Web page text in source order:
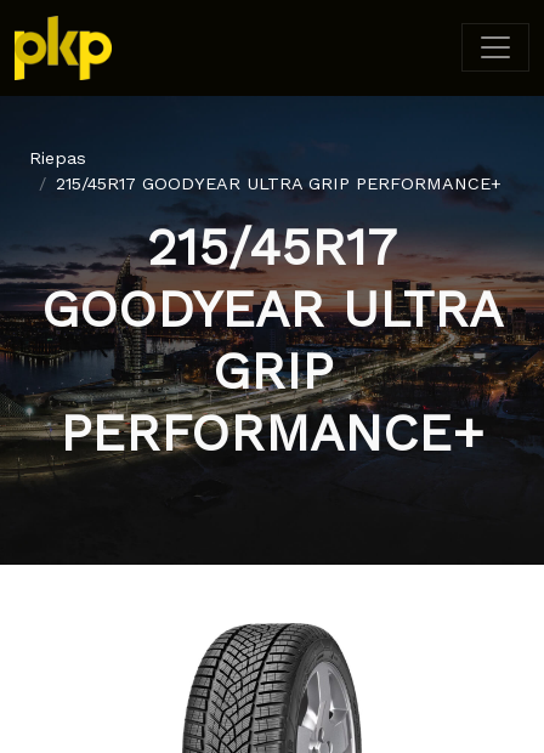
Riepas
215/45R17 GOODYEAR ULTRA GRIP PERFORMANCE+
215/45R17
GOODYEAR ULTRA
GRIP
PERFORMANCE+